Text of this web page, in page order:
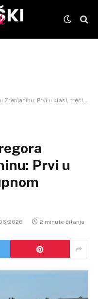
Prvi u klasi, treći u ukupnom poretku
Prvi u
2026 2 minute čitanja